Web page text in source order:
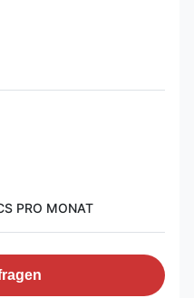
PRO MONAT